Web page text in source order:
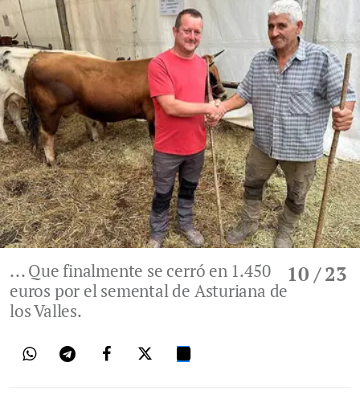
10 / 23
... Que finalmente se cerró en 1.450
euros por el semental de Asturiana de
los Valles.